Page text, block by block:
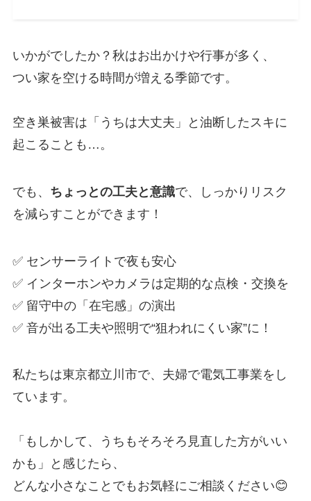
いかがでしたか？秋はお出かけや行事が多く、
つい家を空ける時間が増える季節です。
空き巣被害は「うちは大丈夫」と油断したスキに
起こることも…。
でも、 ちょっとの工夫と意識で、しっかりリスク
を減らすことができます！
✅ センサーライトで夜も安心
✅ インターホンやカメラは定期的な点検・交換を
✅ 留守中の「在宅感」の演出
✅ 音が出る工夫や照明で“狙われにくい家”に！
私たちは東京都立川市で、夫婦で電気工事業をし
ています。
「もしかして、うちもそろそろ見直した方がいい
かも」と感じたら、
どんな小さなことでもお気軽にご相談ください😊